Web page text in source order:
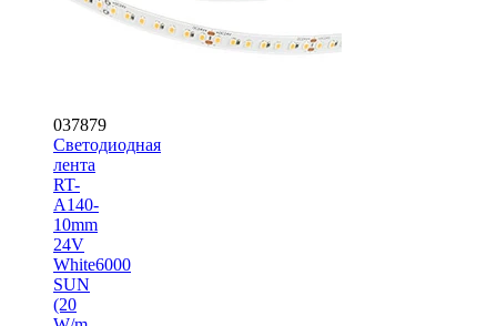
037879
Светодиодная
лента
RT-
A140-
10mm
24V
White6000
SUN
(20